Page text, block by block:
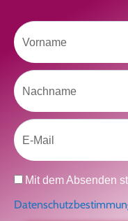
Like uns auf
akzeptieren
Vorname
Nachname
Email
Datenschutz
Mit dem Absenden